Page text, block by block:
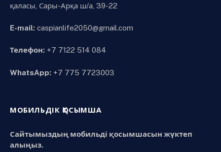
қаласы, Сары-Арқа ш/а, 39-22
E-mail: caspianlife2050@gmail.com
Телефон: +7 7122 514 084
WhatsApp: +7 775 7723003
МОБИЛЬДІК ҚОСЫМША
Сайтымыздың мобильді қосымшасын жүктеп
алыңыз.